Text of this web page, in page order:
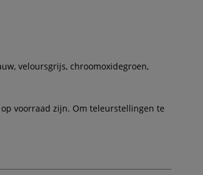
veloursgrijs, chroomoxidegroen,
voorraad zijn. Om teleurstellingen te